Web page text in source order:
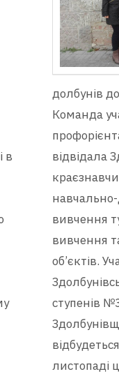
в
долбунів
Команда
відвідала
вивчення
вивчення
об’єктів.
ступенів
листопаді